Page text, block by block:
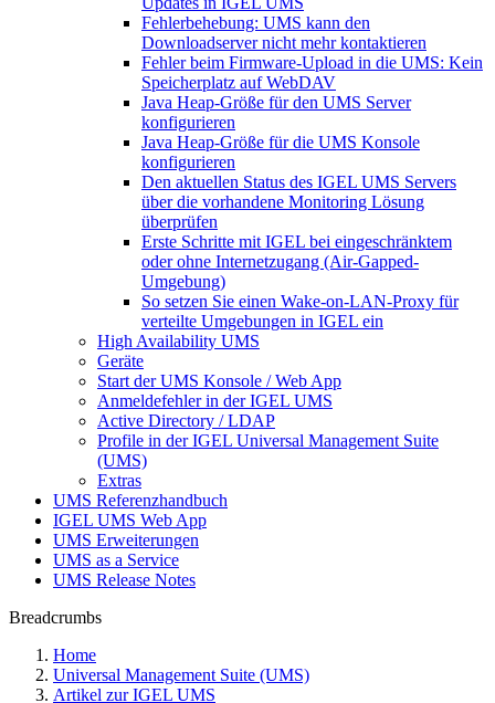
Fehlerbehebung: UMS kann den
Downloadserver nicht mehr kontaktieren
Fehler beim Firmware-Upload in die UMS: Kein
Speicherplatz auf WebDAV
Java Heap-Größe für den UMS Server
konfigurieren
Java Heap-Größe für die UMS Konsole
konfigurieren
Den aktuellen Status des IGEL UMS Servers
über die vorhandene Monitoring Lösung
überprüfen
Erste Schritte mit IGEL bei eingeschränktem
oder ohne Internetzugang (Air-Gapped-
Umgebung)
So setzen Sie einen Wake-on-LAN-Proxy für
verteilte Umgebungen in IGEL ein
High Availability UMS
Geräte
Start der UMS Konsole / Web App
Anmeldefehler in der IGEL UMS
Active Directory / LDAP
Profile in der IGEL Universal Management Suite
(UMS)
Extras
UMS Referenzhandbuch
IGEL UMS Web App
UMS Erweiterungen
UMS as a Service
UMS Release Notes
Breadcrumbs
Home
Universal Management Suite (UMS)
Artikel zur IGEL UMS